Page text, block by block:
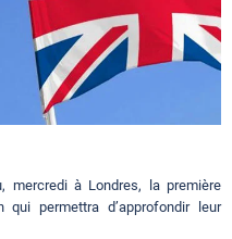
mercredi à Londres, la première
permettra d’approfondir leur